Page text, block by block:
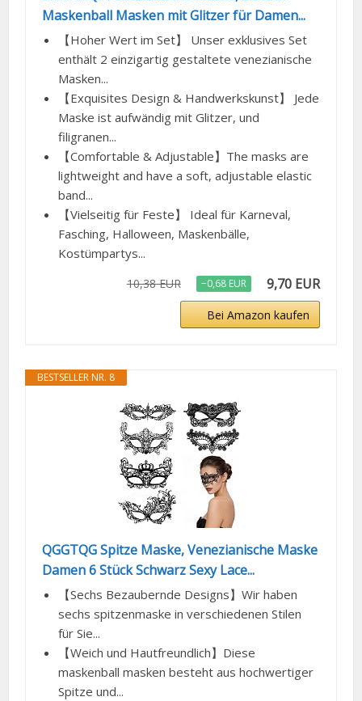
Maskenball Masken mit Glitzer für Damen...
【Hoher Wert im Set】 Unser exklusives Set
enthält 2 einzigartig gestaltete venezianische
Masken...
【Exquisites Design & Handwerkskunst】 Jede
Maske ist aufwändig mit Glitzer, und
filigranen...
【Comfortable & Adjustable】The masks are
lightweight and have a soft, adjustable elastic
band...
【Vielseitig für Feste】 Ideal für Karneval,
Fasching, Halloween, Maskenbälle,
Kostümpartys...
10,38 EUR −0,68 EUR 9,70 EUR
Bei Amazon kaufen
BESTSELLER NR. 8
QGGTQG Spitze Maske, Venezianische Maske
Damen 6 Stück Schwarz Sexy Lace...
【Sechs Bezaubernde Designs】Wir haben
sechs spitzenmaske in verschiedenen Stilen
für Sie...
【Weich und Hautfreundlich】Diese
maskenball masken besteht aus hochwertiger
Spitze und...